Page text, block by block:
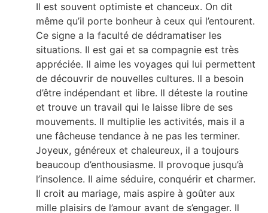
Il est souvent optimiste et chanceux. On dit
même qu’il porte bonheur à ceux qui l’entourent.
Ce signe a la faculté de dédramatiser les
situations. Il est gai et sa compagnie est très
appréciée. Il aime les voyages qui lui permettent
de découvrir de nouvelles cultures. Il a besoin
d’être indépendant et libre. Il déteste la routine
et trouve un travail qui le laisse libre de ses
mouvements. Il multiplie les activités, mais il a
une fâcheuse tendance à ne pas les terminer.
Joyeux, généreux et chaleureux, il a toujours
beaucoup d’enthousiasme. Il provoque jusqu’à
l’insolence. Il aime séduire, conquérir et charmer.
Il croit au mariage, mais aspire à goûter aux
mille plaisirs de l’amour avant de s’engager. Il